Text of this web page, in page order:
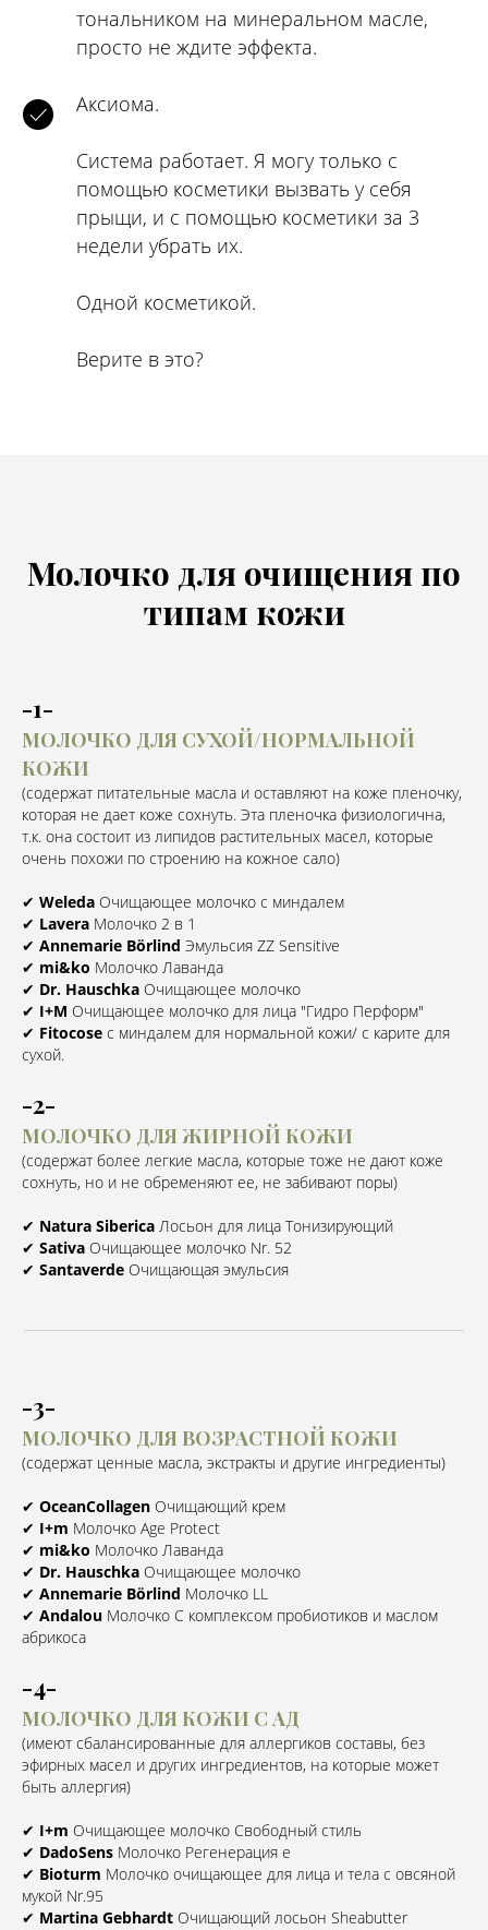
тональником на минеральном масле,
просто не ждите эффекта.
Аксиома.
Система работает. Я могу только с
помощью косметики вызвать у себя
прыщи, и с помощью косметики за 3
недели убрать их.
Одной косметикой.
Верите в это?
Молочко для очищения по
типам кожи
-1-
МОЛОЧКО ДЛЯ СУХОЙ/НОРМАЛЬНОЙ
КОЖИ
(содержат питательные масла и оставляют на коже пленочку,
которая не дает коже сохнуть. Эта пленочка физиологична,
т.к. она состоит из липидов растительных масел, которые
очень похожи по строению на кожное сало)
✔ Weleda Очищающее молочко с миндалем⠀
✔ Lavera Молочко 2 в 1⠀
✔ Annemarie Börlind Эмульсия ZZ Sensitive⠀
✔ mi&ko Молочко Лаванда⠀
✔ Dr. Hauschka Очищающее молочко⠀
✔ I+M Очищающее молочко для лица "Гидро Перформ"⠀
✔ Fitocose с миндалем для нормальной кожи/ с карите для
сухой.
-2-
МОЛОЧКО ДЛЯ ЖИРНОЙ КОЖИ
(содержат более легкие масла, которые тоже не дают коже
сохнуть, но и не обременяют ее, не забивают поры)
✔ Natura Siberica Лосьон для лица Тонизирующий⠀
✔ Sativa Очищающее молочко Nr. 52⠀
✔ Santaverde Очищающая эмульсия⠀
-3-
МОЛОЧКО ДЛЯ ВОЗРАСТНОЙ КОЖИ
(содержат ценные масла, экстракты и другие ингредиенты)
✔ OceanCollagen Очищающий крем⠀
✔ I+m Молочко Age Protect⠀
✔ mi&ko Молочко Лаванда⠀
✔ Dr. Hauschka Очищающее молочко⠀
✔ Annemarie Börlind Молочко LL⠀
✔ Andalou Молочко С комплексом пробиотиков и маслом
абрикоса
-4-
МОЛОЧКО ДЛЯ КОЖИ С АД
(имеют сбалансированные для аллергиков составы, без
эфирных масел и других ингредиентов, на которые может
быть аллергия)
✔ I+m Очищающее молочко Свободный стиль⠀
✔ DadoSens Молочко Регенерация е⠀
✔ Bioturm Молочко очищающее для лица и тела с овсяной
мукой Nr.95⠀
✔ Martina Gebhardt Очищающий лосьон Sheabutter⠀